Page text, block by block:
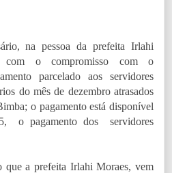
na pessoa da prefeita Irlahi
com o compromisso com o
parcelado aos servidores
do mês de dezembro atrasados
o pagamento está disponível
o pagamento dos servidores
a prefeita Irlahi Moraes, vem